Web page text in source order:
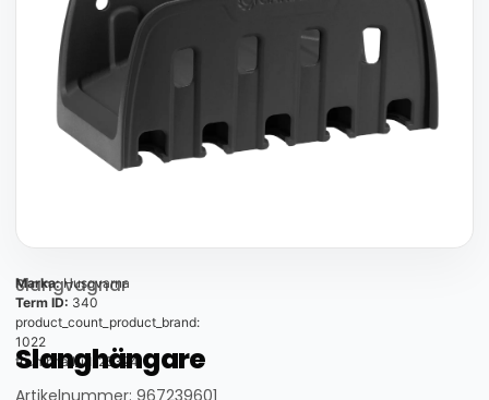
Slangvagnar
Marka:Husqvarna
Term ID: 340
product_count_product_brand:
1022
thumbnail_id: 25324
Slanghängare
Artikelnummer: 967239601